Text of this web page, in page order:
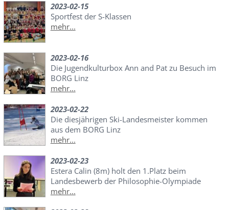
2023-02-15
Sportfest der S-Klassen
mehr...
2023-02-16
Die Jugendkulturbox Ann and Pat zu Besuch im
BORG Linz
mehr...
2023-02-22
Die diesjährigen Ski-Landesmeister kommen
aus dem BORG Linz
mehr...
2023-02-23
Estera Calin (8m) holt den 1.Platz beim
Landesbewerb der Philosophie-Olympiade
mehr...